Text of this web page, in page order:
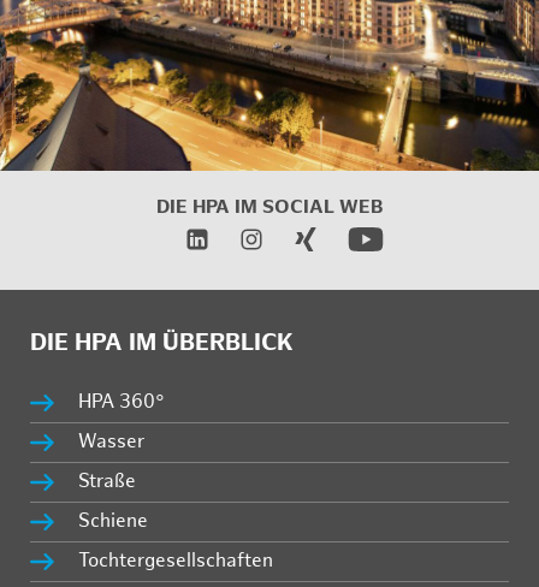
DIE HPA IM SOCIAL WEB
DIE HPA IM ÜBERBLICK
HPA 360°
Wasser
Straße
Schiene
Tochtergesellschaften